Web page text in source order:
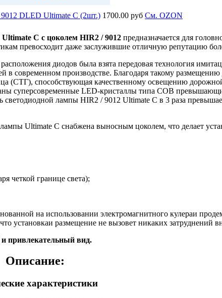
DLED Ultimate C (2шт.) 1700.00 руб Cм. OZON
C с цоколем HIR2 / 9012 предназначается для
превосходит даже заслужившие отличную репутацию
диодов была взята передовая технология
в современном производстве. Благодаря такому размещению
(СТГ), способствующая качественному освещению
суперсовременные LED-кристаллы типа COB
светодиодной лампы HIR2 / 9012 Ultimate C в 3 раза
Ultimate C снабжена выносным цоколем, что делает
четкой границе света);
на использовании электромагнитного кулераи
установкаи размещение не вызовет никаких затруднений
привлекательный вид.
Описание:
характеристики